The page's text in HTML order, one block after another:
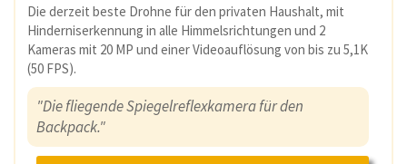
Die derzeit beste Drohne für den privaten Haushalt, mit
Hinderniserkennung in alle Himmelsrichtungen und 2
Kameras mit 20 MP und einer Videoauflösung von bis zu 5,1K
(50 FPS).
"Die fliegende Spiegelreflexkamera für den
Backpack."